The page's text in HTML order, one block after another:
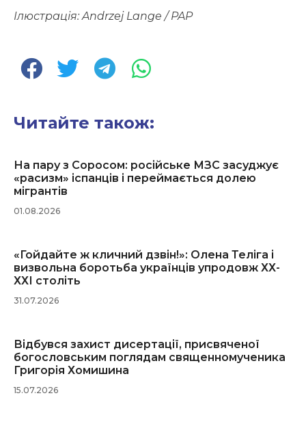
Ілюстрація: Andrzej Lange / PAP
Читайте також:
На пару з Соросом: російське МЗС засуджує
«расизм» іспанців і переймається долею
мігрантів
01.08.2026
«Гойдайте ж кличний дзвін!»: Олена Теліга і
визвольна боротьба українців упродовж ХХ-
ХХІ століть
31.07.2026
Відбувся захист дисертації, присвяченої
богословським поглядам священномученика
Григорія Хомишина
15.07.2026